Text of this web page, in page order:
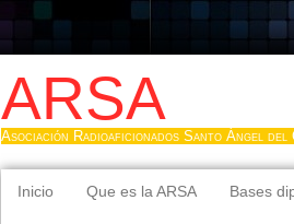
ARSA
Asociación Radioaficionados Santo Ángel del
Inicio Que es la ARSA Bases